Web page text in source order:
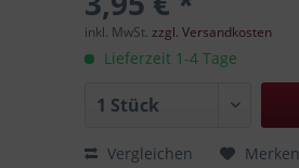
inkl. MwSt.zzgl. Versandkosten
Lieferzeit 1-4 Tage
Vergleichen Merken